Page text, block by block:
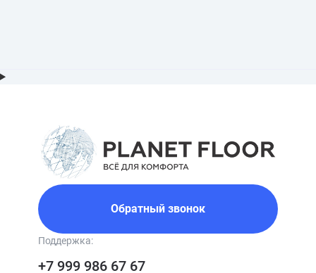
Обратный звонок
Поддержка:
+7 999 986 67 67